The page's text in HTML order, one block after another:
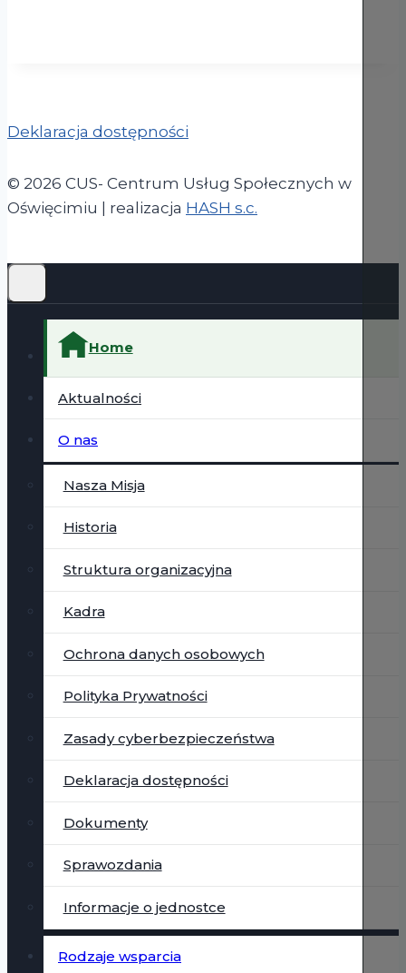
Deklaracja dostępności
© 2026 CUS- Centrum Usług Społecznych w
Oświęcimiu | realizacja HASH s.c.
Home
Aktualności
O nas
Nasza Misja
Historia
Struktura organizacyjna
Kadra
Ochrona danych osobowych
Polityka Prywatności
Zasady cyberbezpieczeństwa
Deklaracja dostępności
Dokumenty
Sprawozdania
Informacje o jednostce
Rodzaje wsparcia